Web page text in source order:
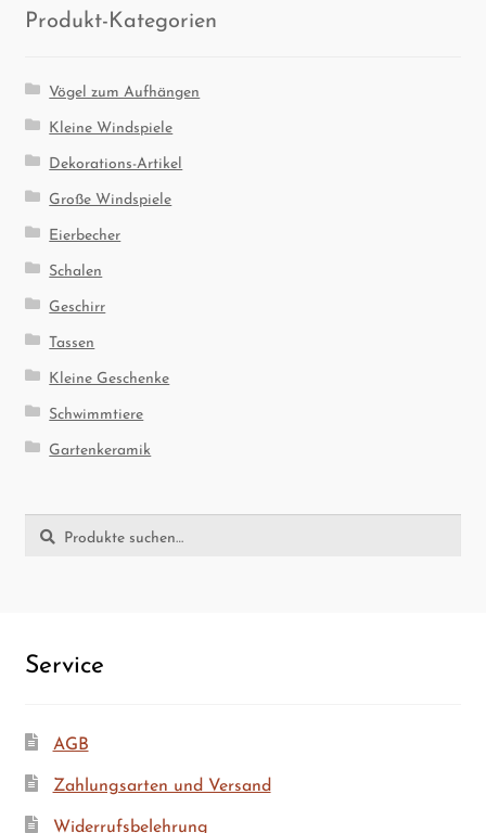
Pro­dukt-Kate­go­rien
Vögel zum Aufhängen
Kleine Windspiele
Dekorations-Artikel
Große Windspiele
Eierbecher
Schalen
Geschirr
Tassen
Kleine Geschenke
Schwimmtiere
Gartenkeramik
Suche
nach:
Suche
Ser­vice
AGB
Zah­lungs­ar­ten und Versand
Wider­rufs­be­leh­rung